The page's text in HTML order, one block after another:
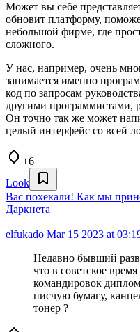
Может вы себе
обновит платформу,
небольшой фирме, где
сложного.
У нас, например, очень
занимается именно
код по запросам
другими программистами,
Он точно так же может
целый интерфейс со всей
+6
Look
Вас похекали! Как мы
Даркнета
elfukado Mar 15 2023 at
Недавно бывший
что в советское
командировок
писчую бумагу,
тонер ?